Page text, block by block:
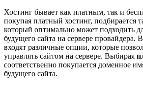
Хостинг бывает как платным, так и
покупая платный хостинг, подбирается
который оптимально может подходить
будущего сайта на сервере
входят различные опции, которые
управлять сайтом на сервере. Выбирая
соответственно покупается доменное
будущего сайта.